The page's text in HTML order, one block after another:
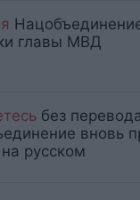
главы МВД
без
вновь
русском